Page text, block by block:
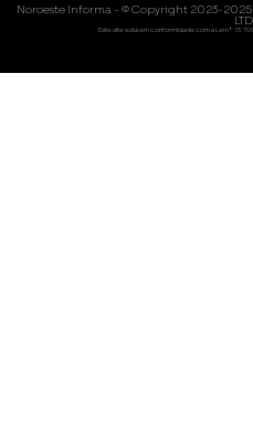
Noroeste Informa - © Copyright 2023-2025 -
Este site está em conformidade com a Lei nº